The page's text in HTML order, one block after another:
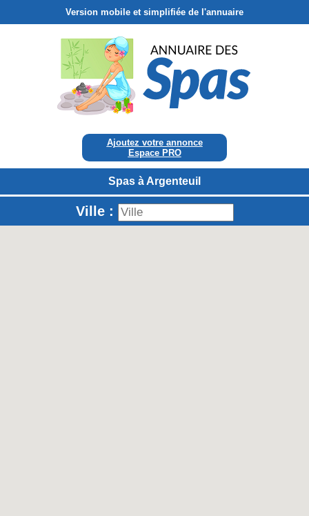
Version mobile et simplifiée de l'annuaire
Ajoutez votre annonce
Espace PRO
Spas à Argenteuil
Ville :